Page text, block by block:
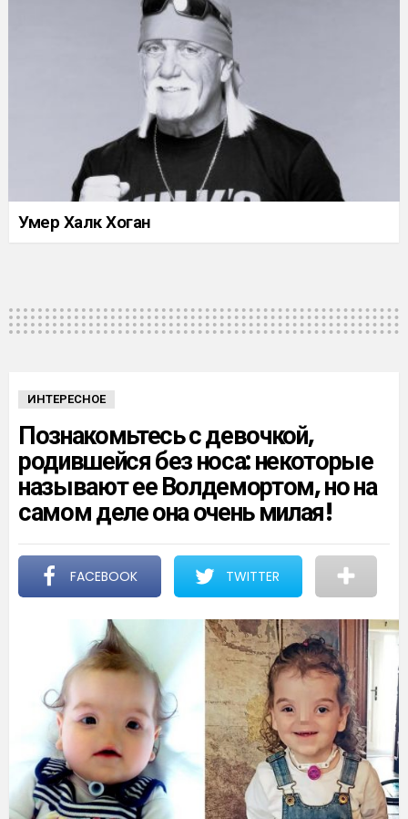
Умер Халк Хоган
ИНТЕРЕСНОЕ
Познакомьтесь с девочкой,
родившейся без носа: некоторые
называют ее Волдемортом, но на
самом деле она очень милая!
FACEBOOK TWITTER